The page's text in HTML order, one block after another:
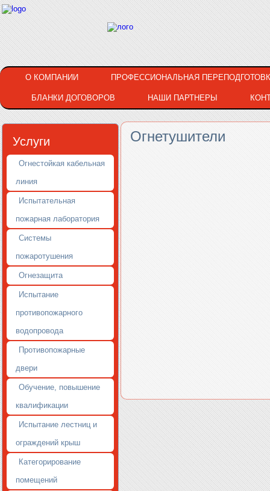
О КОМПАНИИ ПРОФЕССИОНАЛЬНАЯ
БЛАНКИ ДОГОВОРОВ НАШИ ПАРТНЕРЫ
Услуги
Огнестойкая кабельная
линия
Испытательная
пожарная лаборатория
Системы
пожаротушения
Огнезащита
Испытание
противопожарного
водопровода
Противопожарные
двери
Обучение, повышение
квалификации
Испытание лестниц и
ограждений крыш
Категорирование
помещений
Огнетушители